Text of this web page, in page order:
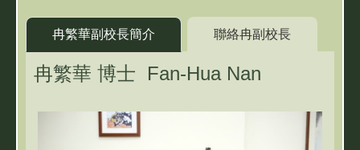
冉繁華副校長簡介 聯絡冉副校長
冉繁華 博士 Fan-Hua Nan